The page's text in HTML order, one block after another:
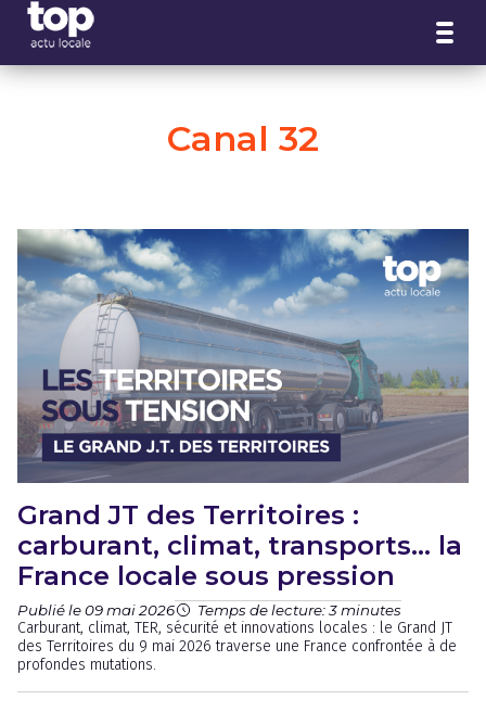
Canal 32
Grand JT des Territoires :
carburant, climat, transports… la
France locale sous pression
Publié le 09 mai 2026 Temps de lecture: 3 minutes
Carburant, climat, TER, sécurité et innovations locales : le Grand JT
des Territoires du 9 mai 2026 traverse une France confrontée à de
profondes mutations.
Panneau de gestion des cookies